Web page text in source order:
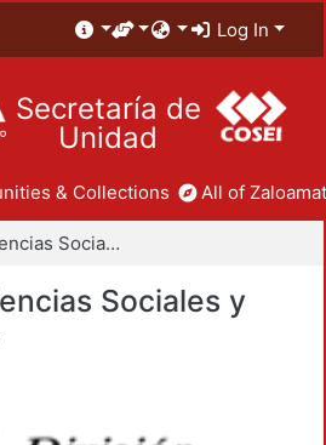
Log In
Secretaría de
Unidad
& Collections All of
División de Ciencias Sociales y Humanidades
Sociales y